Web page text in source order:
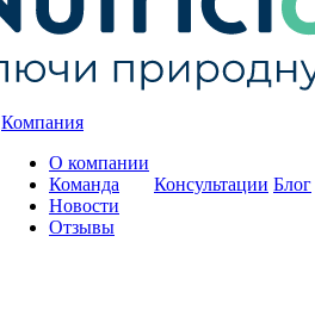
Компания
О компании
Команда
Новости
Отзывы
Консультации Блог